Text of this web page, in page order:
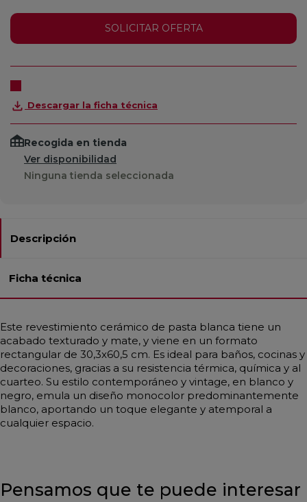
SOLICITAR OFERTA
Descargar la ficha técnica
Recogida en tienda
Ver disponibilidad
Ninguna tienda seleccionada
Descripción
Ficha técnica
Este revestimiento cerámico de pasta blanca tiene un
acabado texturado y mate, y viene en un formato
rectangular de 30,3x60,5 cm. Es ideal para baños, cocinas y
decoraciones, gracias a su resistencia térmica, química y al
cuarteo. Su estilo contemporáneo y vintage, en blanco y
negro, emula un diseño monocolor predominantemente
blanco, aportando un toque elegante y atemporal a
cualquier espacio.
Pensamos que te puede interesar